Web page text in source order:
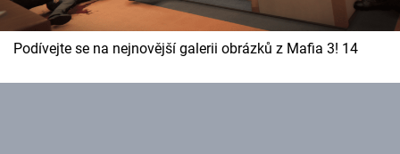
Podívejte se na nejnovější galerii obrázků z Mafia 3! 14